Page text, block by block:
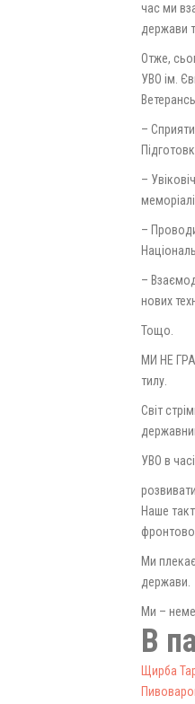
час ми
держави
Отже,
УВО ім.
–
–
–
–
нових
Тощо.
МИ НЕ
тилу.
Світ
УВО в
Наше
Ми
держави.
Ми –
В
Щирба